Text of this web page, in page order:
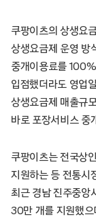
쿠팡이츠의 상생요
상생요금제 운영 방
중개이용료를
입점했더라도 영업
상생요금제 매출규
바로 포장서비스 중
쿠팡이츠는 전국상
지원하는 등 전통시
최근 경남 진주중앙
30만 개를 지원했으